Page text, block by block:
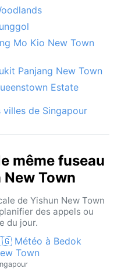
Mo Kio New Town
Panjang New Town
Estate
de Singapour
même fuseau
Town
de Yishun New Town
des appels ou
du jour.
Météo à Bedok
Town